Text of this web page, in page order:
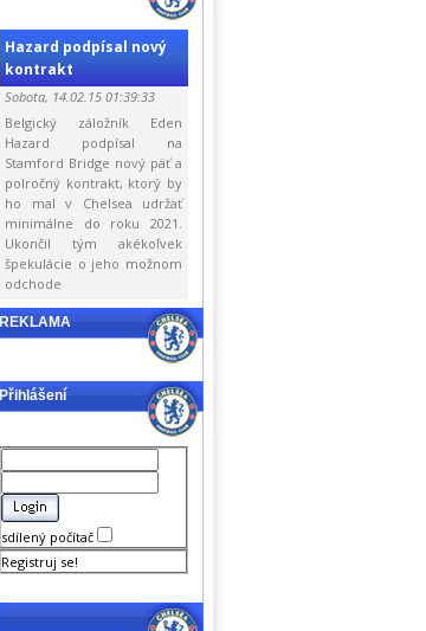
Hazard podpísal nový
kontrakt
Sobota, 14.02.15 01:39:33
Belgický záložník Eden
Hazard podpísal na
Stamford Bridge nový päť a
polročný kontrakt, ktorý by
ho mal v Chelsea udržať
minimálne do roku 2021.
Ukončil tým akékoľvek
špekulácie o jeho možnom
odchode
REKLAMA
Přihlášení
sdílený počítač
Registruj se!